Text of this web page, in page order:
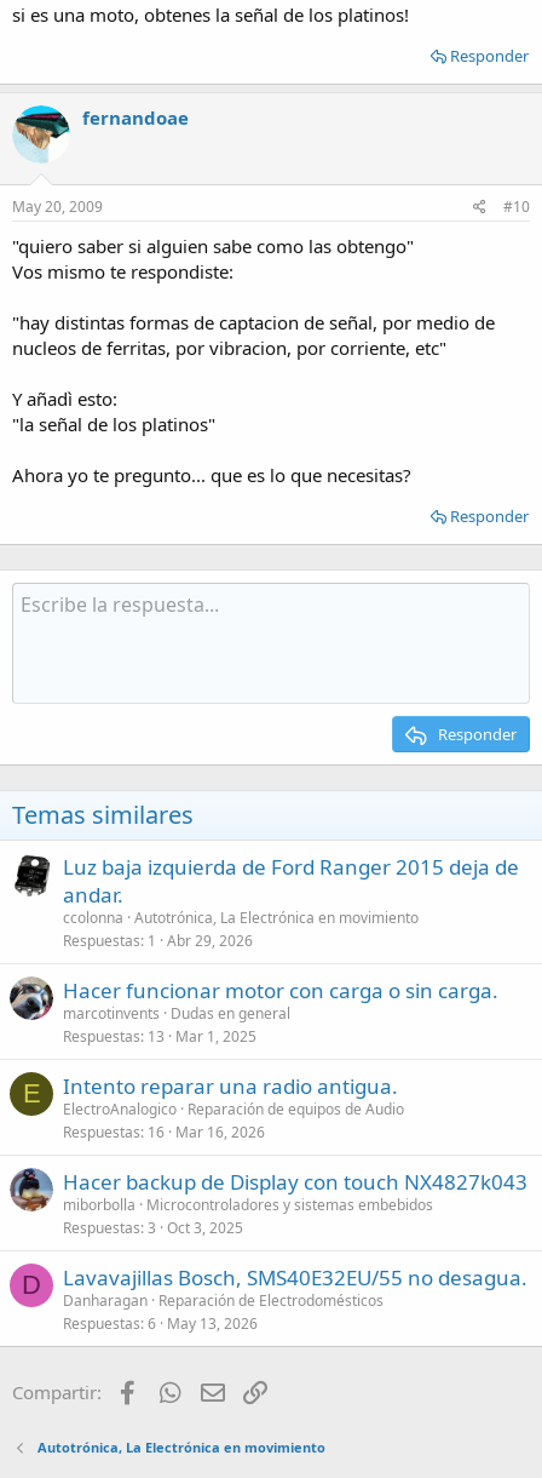
si es una moto, obtenes la señal de los platinos!
Responder
fernandoae
May 20, 2009 #10
"quiero saber si alguien sabe como las obtengo"
Vos mismo te respondiste:
"hay distintas formas de captacion de señal, por medio de
nucleos de ferritas, por vibracion, por corriente, etc"
Y añadì esto:
"la señal de los platinos"
Ahora yo te pregunto... que es lo que necesitas?
Responder
Responder
Temas similares
Luz baja izquierda de Ford Ranger 2015 deja de
andar.
ccolonna Autotrónica, La Electrónica en movimiento
Respuestas 1 Abr 29, 2026
Hacer funcionar motor con carga o sin carga.
marcotinvents
Dudas en general
Respuestas 13 Mar 1, 2025
E Intento reparar una radio antigua.
ElectroAnalogico Reparación de equipos de Audio
Respuestas 16 Mar 16, 2026
Hacer backup de Display con touch NX4827k043
miborbolla
Microcontroladores y sistemas embebidos
Respuestas 3 Oct 3, 2025
D Lavavajillas Bosch, SMS40E32EU/55 no desagua.
Danharagan Reparación de Electrodomésticos
Respuestas 6 May 13, 2026
Compartir: FacebookWhatsApp
Email
Autotrónica, La Electrónica en movimiento